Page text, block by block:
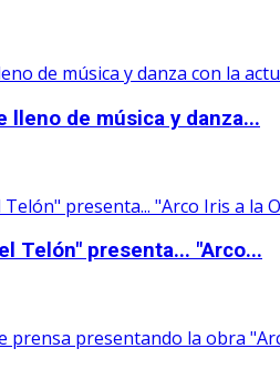
lleno de música y danza...
Telón" presenta... "Arco...